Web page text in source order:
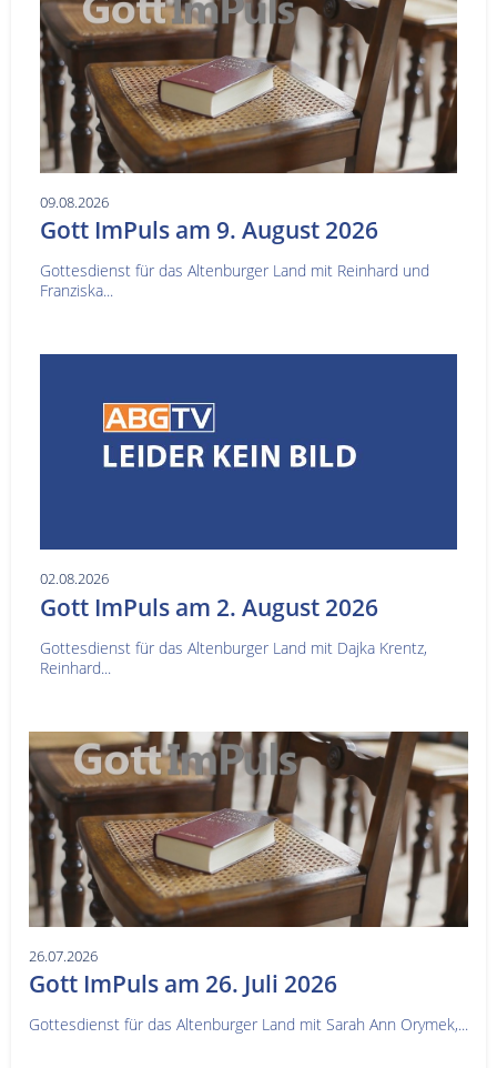
09.08.2026
Gott ImPuls am 9. August 2026
Gottesdienst für das Altenburger Land mit Reinhard und
Franziska...
02.08.2026
Gott ImPuls am 2. August 2026
Gottesdienst für das Altenburger Land mit Dajka Krentz,
Reinhard...
26.07.2026
Gott ImPuls am 26. Juli 2026
Gottesdienst für das Altenburger Land mit Sarah Ann Orymek,...